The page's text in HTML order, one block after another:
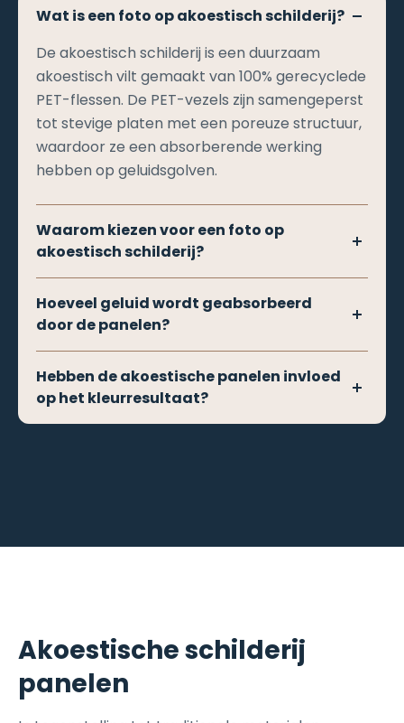
Wat is een foto op akoestisch schilderij?
De akoestisch schilderij is een duurzaam
akoestisch vilt gemaakt van 100% gerecyclede
PET-flessen. De PET-vezels zijn samengeperst
tot stevige platen met een poreuze structuur,
waardoor ze een absorberende werking
hebben op geluidsgolven.
Waarom kiezen voor een foto op
akoestisch schilderij?
uitstekende geluidsdempende eigenschappen,
maar past binnen elk interieur.Met zijn zachte
schilderij perfect voor het creëren van een
rustige en stijlvolle uitstraling. De panelen zijn
tevens moeilijk ontvlambaar en bevatten
Hoeveel geluid wordt geabsorbeerd
door de panelen?
van 0,65 NRC en worden aanbevolen in een
verhouding van minimaal 20% tot 30% van het
Hebben de akoestische panelen invloed
op het kleurresultaat?
Akoestische schilderij
panelen